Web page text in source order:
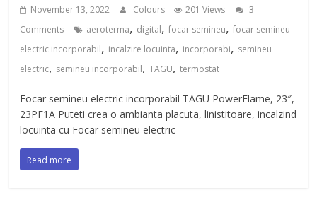
November 13, 2022 Colours 201 Views
3
Comments
aeroterma, digital,focar semineu,focar semineu
electric incorporabil, incalzire locuinta, incorporabi, semineu
electric, semineu incorporabil,TAGU,termostat
Focar semineu electric incorporabil TAGU PowerFlame, 23″,
23PF1A Puteti crea o ambianta placuta, linistitoare, incalzind
locuinta cu Focar semineu electric
Read more